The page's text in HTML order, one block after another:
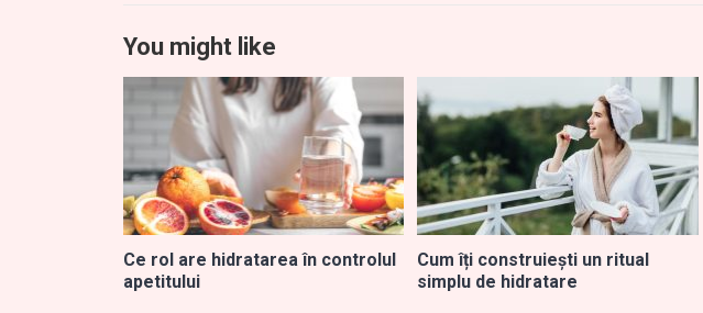
You might like
Ce rol are hidratarea în controlul
apetitului
Cum îți construiești un ritual
simplu de hidratare